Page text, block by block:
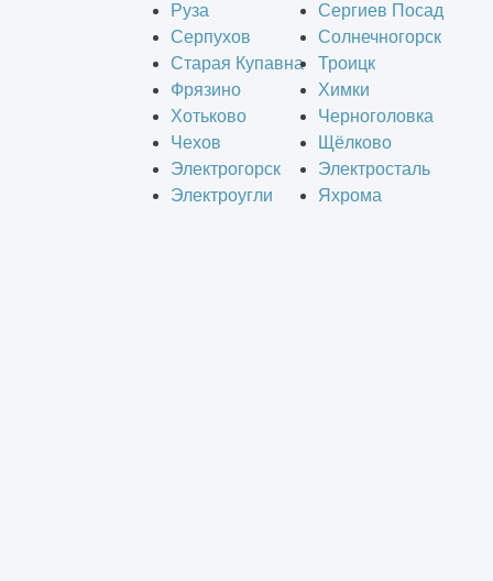
Руза
Сергиев Посад
Серпухов
Солнечногорск
Старая Купавна
Троицк
Фрязино
Химки
Хотьково
Черноголовка
Чехов
Щёлково
Электрогорск
Электросталь
Электроугли
Яхрома